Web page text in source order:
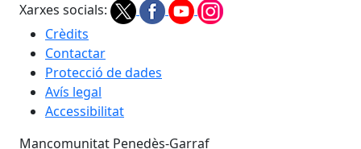
Xarxes socials:
Crèdits
Contactar
Protecció de dades
Avís legal
Accessibilitat
Mancomunitat Penedès-Garraf